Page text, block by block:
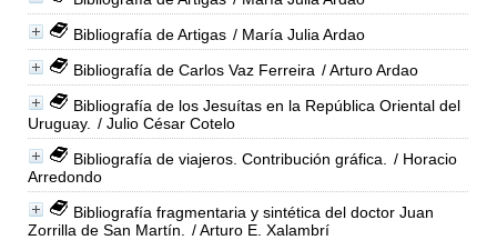
Bibliografía de Artigas / María Julia Ardao
Bibliografía de Carlos Vaz Ferreira / Arturo Ardao
Bibliografía de los Jesuítas en la República Oriental del
Uruguay. / Julio César Cotelo
Bibliografía de viajeros. Contribución gráfica.
/ Horacio
Arredondo
Bibliografía fragmentaria y sintética del doctor Juan
Zorrilla de San Martín.
/ Arturo E. Xalambrí